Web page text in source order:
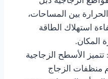
بين المساحات،
استهلاك الطاقة
المكان.
: تتميز الأسطح الزجاجية
منظفات الزجاج